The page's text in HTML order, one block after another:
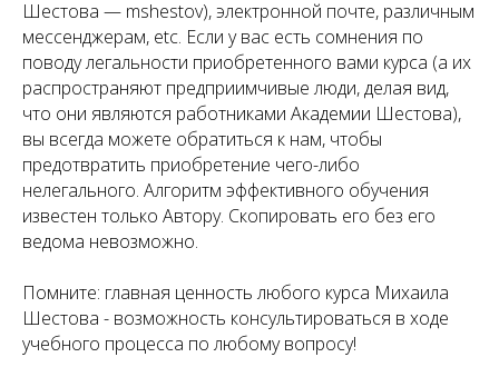
Шестова — mshestov), электронной почте, различным
мессенджерам, etc. Если у вас есть сомнения по
поводу легальности приобретенного вами курса (а их
распространяют предприимчивые люди, делая вид,
что они являются работниками Академии Шестова),
вы всегда можете обратиться к нам, чтобы
предотвратить приобретение чего-либо
нелегального. Алгоритм эффективного обучения
известен только Автору. Скопировать его без его
ведома невозможно.
Помните: главная ценность любого курса Михаила
Шестова - возможность консультироваться в ходе
учебного процесса по любому вопросу!